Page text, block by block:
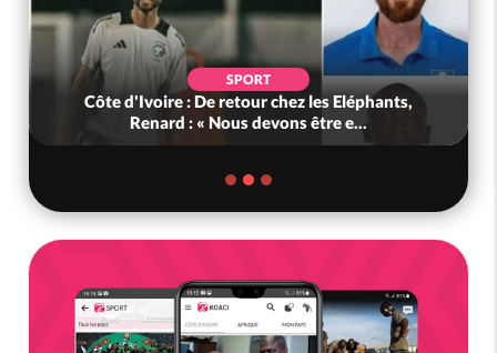
SPORT
Côte d'Ivoire : De retour chez les Eléphants,
Renard : « Nous devons être e...